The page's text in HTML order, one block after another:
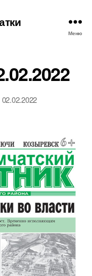
Меню
02.02.2022